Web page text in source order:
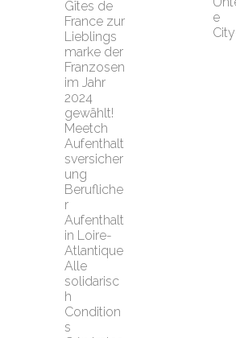
Gîtes de
France zur
Lieblings
marke der
Franzosen
im Jahr
2024
gewählt!
Meetch
Aufenthalt
sversicher
ung
Berufliche
r
Aufenthalt
in Loire-
Atlantique
Alle
solidarisc
h
Condition
s
e